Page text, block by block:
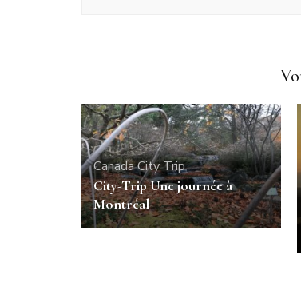
CanadaCity Trip
City-Trip Une journée à
Montréal